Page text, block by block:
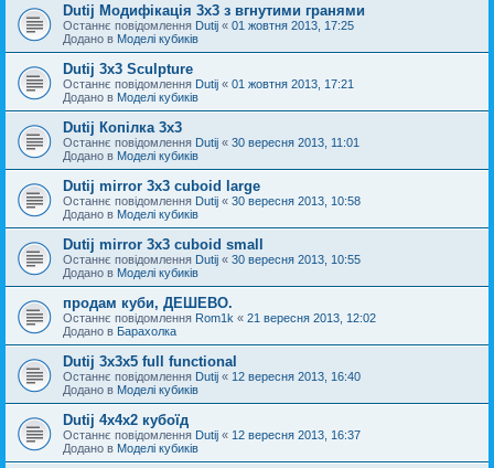
Dutij Модифікація 3х3 з вгнутими гранями
Останнє повідомлення Dutij « 01 жовтня 2013, 17:25
Додано в Моделі кубиків
Dutij 3x3 Sculpture
Останнє повідомлення Dutij « 01 жовтня 2013, 17:21
Додано в Моделі кубиків
Dutij Копілка 3х3
Останнє повідомлення Dutij « 30 вересня 2013, 11:01
Додано в Моделі кубиків
Dutij mirror 3x3 cuboid large
Останнє повідомлення Dutij « 30 вересня 2013, 10:58
Додано в Моделі кубиків
Dutij mirror 3х3 cuboid small
Останнє повідомлення Dutij « 30 вересня 2013, 10:55
Додано в Моделі кубиків
продам куби, ДЕШЕВО.
Останнє повідомлення Rom1k « 21 вересня 2013, 12:02
Додано в Барахолка
Dutij 3х3х5 full functional
Останнє повідомлення Dutij « 12 вересня 2013, 16:40
Додано в Моделі кубиків
Dutij 4х4х2 кубоїд
Останнє повідомлення Dutij « 12 вересня 2013, 16:37
Додано в Моделі кубиків